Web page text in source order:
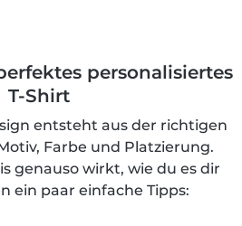
personalisiertes
T-Shirt
entsteht aus der richtigen
Farbe und Platzierung.
genauso wirkt, wie du es dir
ein paar einfache Tipps: